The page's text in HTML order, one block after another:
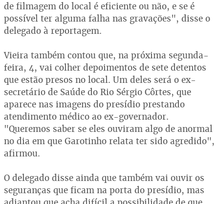
de filmagem do local é eficiente ou não, e se é
possível ter alguma falha nas gravações", disse o
delegado à reportagem.
Vieira também contou que, na próxima segunda-
feira, 4, vai colher depoimentos de sete detentos
que estão presos no local. Um deles será o ex-
secretário de Saúde do Rio Sérgio Côrtes, que
aparece nas imagens do presídio prestando
atendimento médico ao ex-governador.
"Queremos saber se eles ouviram algo de anormal
no dia em que Garotinho relata ter sido agredido",
afirmou.
O delegado disse ainda que também vai ouvir os
seguranças que ficam na porta do presídio, mas